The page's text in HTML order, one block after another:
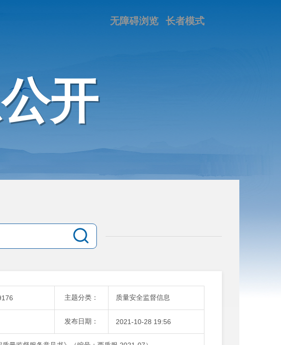
长者模式
无障碍浏览
开
主题分类： 质量安全监督信息
发布日期： 2021-10-28 19:56